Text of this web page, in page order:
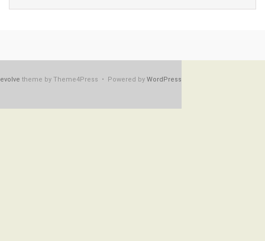
evolve theme by Theme4Press • Powered by WordPress